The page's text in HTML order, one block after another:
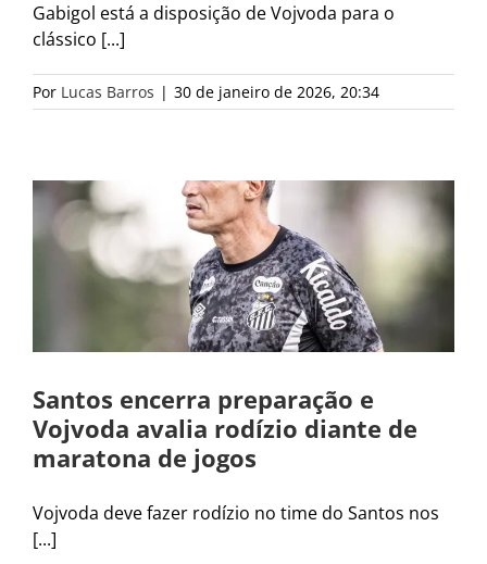
Gabigol está a disposição de Vojvoda para o
clássico [...]
Por Lucas Barros | 30 de janeiro de 2026, 20:34
Santos encerra preparação e
Vojvoda avalia rodízio diante de
maratona de jogos
Vojvoda deve fazer rodízio no time do Santos nos
[...]